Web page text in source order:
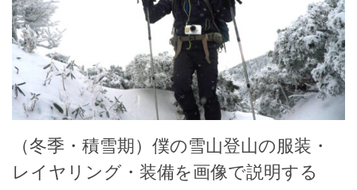
（冬季・積雪期）僕の雪山登山の服装・
レイヤリング・装備を画像で説明する